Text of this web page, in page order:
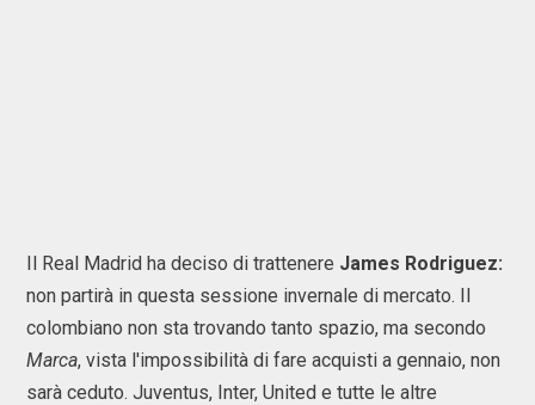
Il Real Madrid ha deciso di trattenere James Rodriguez:
non partirà in questa sessione invernale di mercato. Il
colombiano non sta trovando tanto spazio, ma secondo
Marca, vista l'impossibilità di fare acquisti a gennaio, non
sarà ceduto. Juventus, Inter, United e tutte le altre